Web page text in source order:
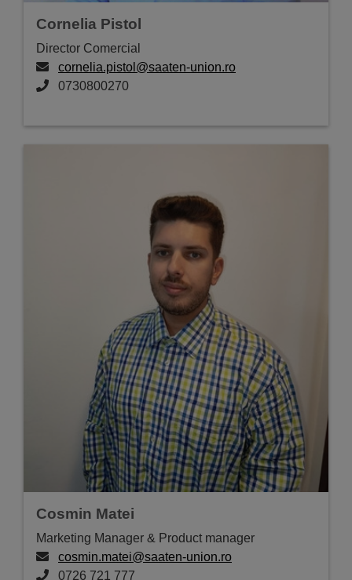
Cornelia Pistol
Director Comercial
cornelia.pistol@saaten-union.ro
0730800270
Cosmin Matei
Marketing Manager & Product manager
cosmin.matei@saaten-union.ro
0726 721 777